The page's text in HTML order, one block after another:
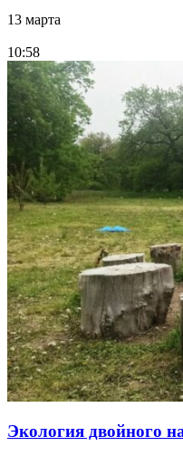
13 марта
10:58
Экология двойного